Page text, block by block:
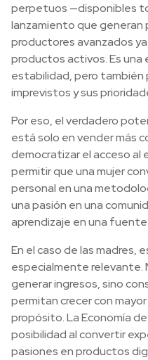
perpetuos —disponibles
lanzamiento que generan
productores avanzados
productos activos. Es
estabilidad, pero también
imprevistos y sus
Por eso, el verdadero
está solo en vender más
democratizar el acceso al
permitir que una mujer
personal en una
una pasión en una
aprendizaje en una
En el caso de las
especialmente relevante.
generar ingresos, sino
permitan crecer con
propósito. La Economía
posibilidad al convertir
pasiones en productos